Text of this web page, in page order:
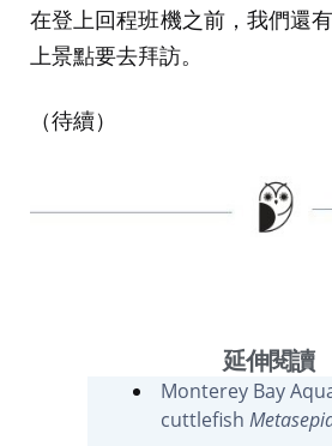
在登上回程班機之前，我們還
上景點要去拜訪。
（待續）
延伸閱讀
Monterey Bay
cuttlefish